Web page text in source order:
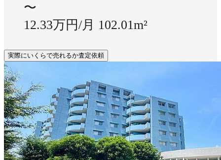
〜
12.33万円/月 102.01m²
実際にいくらで売れるか査定依頼